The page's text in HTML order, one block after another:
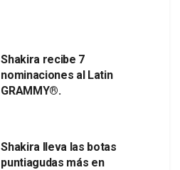
Shakira recibe 7
nominaciones al Latin
GRAMMY®.
Shakira lleva las botas
puntiagudas más en